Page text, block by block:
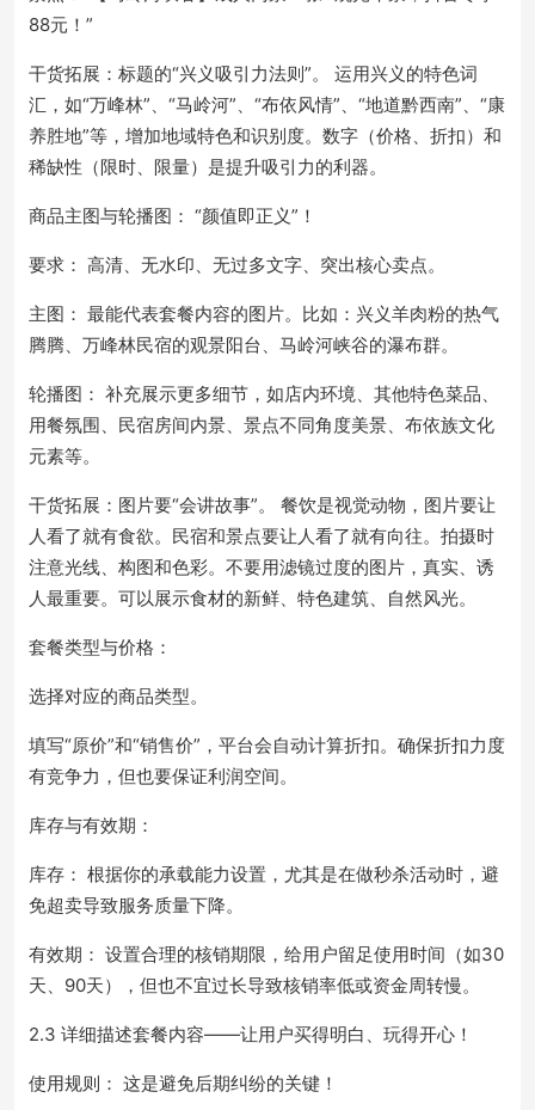
88元！”
干货拓展：标题的“兴义吸引力法则”。 运用兴义的特色词
汇，如“万峰林”、“马岭河”、“布依风情”、“地道黔西南”、“康
养胜地”等，增加地域特色和识别度。数字（价格、折扣）和
稀缺性（限时、限量）是提升吸引力的利器。
商品主图与轮播图： “颜值即正义”！
要求： 高清、无水印、无过多文字、突出核心卖点。
主图： 最能代表套餐内容的图片。比如：兴义羊肉粉的热气
腾腾、万峰林民宿的观景阳台、马岭河峡谷的瀑布群。
轮播图： 补充展示更多细节，如店内环境、其他特色菜品、
用餐氛围、民宿房间内景、景点不同角度美景、布依族文化
元素等。
干货拓展：图片要“会讲故事”。 餐饮是视觉动物，图片要让
人看了就有食欲。民宿和景点要让人看了就有向往。拍摄时
注意光线、构图和色彩。不要用滤镜过度的图片，真实、诱
人最重要。可以展示食材的新鲜、特色建筑、自然风光。
套餐类型与价格：
选择对应的商品类型。
填写“原价”和“销售价”，平台会自动计算折扣。确保折扣力度
有竞争力，但也要保证利润空间。
库存与有效期：
库存： 根据你的承载能力设置，尤其是在做秒杀活动时，避
免超卖导致服务质量下降。
有效期： 设置合理的核销期限，给用户留足使用时间（如30
天、90天），但也不宜过长导致核销率低或资金周转慢。
2.3 详细描述套餐内容——让用户买得明白、玩得开心！
使用规则： 这是避免后期纠纷的关键！